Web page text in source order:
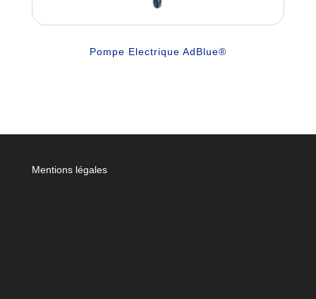
Pompe Electrique AdBlue®
Mentions légales